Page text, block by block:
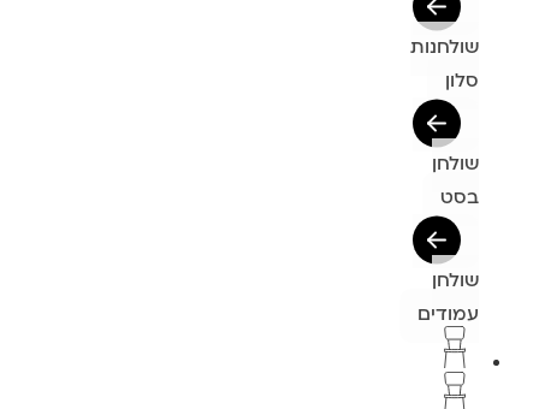
שולחנות
סלון
שולחן
בסט
שולחן
עמודים